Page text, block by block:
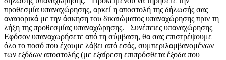
προθεσμία υπαναχώρησης, αρκεί η αποστολή της δήλωσής σας
αναφορικά με την άσκηση του δικαιώματος υπαναχώρησης πριν τη
λήξη της προθεσμίας υπαναχώρησης. Συνέπειες υπαναχώρησης
Εφόσον υπαναχωρήσετε από τη σύμβαση, θα σας επιστρέψουμε
όλο το ποσό που έχουμε λάβει από εσάς, συμπεριλαμβανομένων
των εξόδων αποστολής (με εξαίρεση επιπρόσθετα έξοδα που